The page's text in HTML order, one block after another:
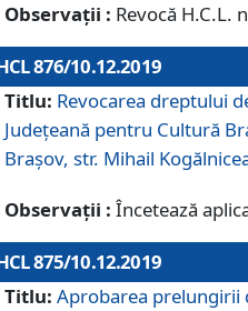
Observații : Revocă H.C.L.
876/10.12.2019
Titlu: Revocarea dreptului
Judeţeană pentru Cultură
Braşov, str. Mihail
Observații : Încetează
875/10.12.2019
Titlu: Aprobarea prelungirii